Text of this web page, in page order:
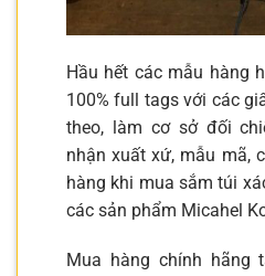
Hầu hết các mẫu hàng
100% full tags với các
theo, làm cơ sở đối
nhận xuất xứ, mẫu mã,
hàng khi mua sắm túi
các sản phẩm Micahel
Mua hàng chính hãng